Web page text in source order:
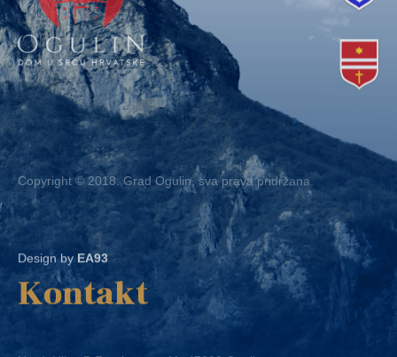
Copyright © 2018. Grad Ogulin, sva prava pridržana.
EA93
Kontakt
Ured: Ulica B.Frankopana 11, 47300 Ogulin